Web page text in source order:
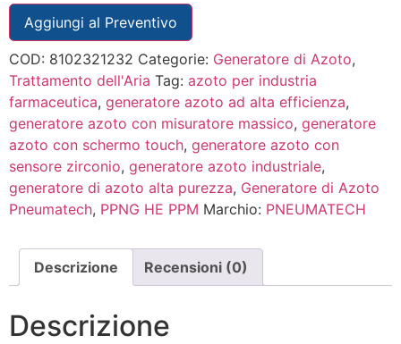
Aggiungi al Preventivo
COD: 8102321232 Categorie: Generatore di Azoto,
Trattamento dell'Aria Tag: azoto per industria
farmaceutica, generatore azoto ad alta efficienza,
generatore azoto con misuratore massico, generatore
azoto con schermo touch, generatore azoto con
sensore zirconio, generatore azoto industriale,
generatore di azoto alta purezza, Generatore di Azoto
Pneumatech, PPNG HE PPM Marchio: PNEUMATECH
Descrizione Recensioni (0)
Descrizione